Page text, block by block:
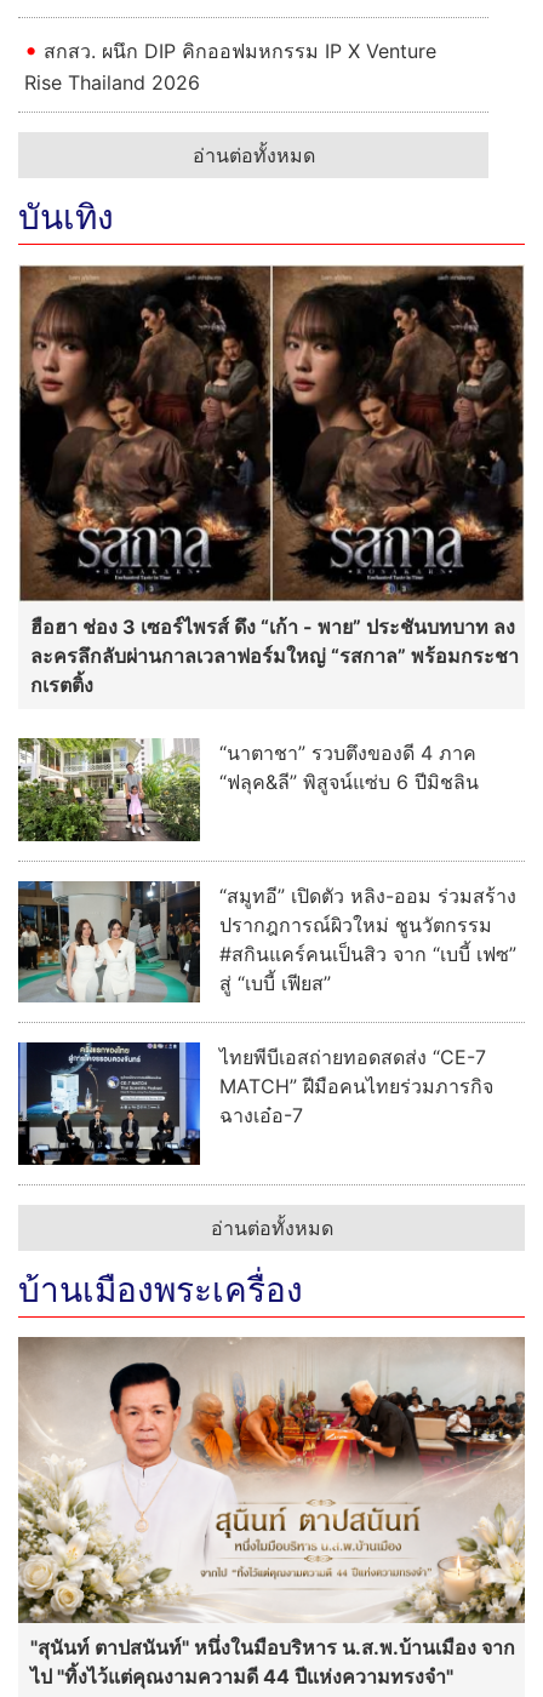
สกสว. ผนึก DIP คิกออฟมหกรรม IP X Venture
Rise Thailand 2026
อ่านต่อทั้งหมด
บันเทิง
ฮือฮา ช่อง 3 เซอร์ไพรส์ ดึง “เก้า - พาย” ประชันบทบาท ลง
ละครลึกลับผ่านกาลเวลาฟอร์มใหญ่ “รสกาล” พร้อมกระชา
กเรตติ้ง
“นาตาชา” รวบตึงของดี 4 ภาค
“ฟลุค&ลี” พิสูจน์แซ่บ 6 ปีมิชลิน
“สมูทอี” เปิดตัว หลิง-ออม ร่วมสร้าง
ปรากฎการณ์ผิวใหม่ ชูนวัตกรรม
#สกินแคร์คนเป็นสิว จาก “เบบี้ เฟซ”
สู่ “เบบี้ เฟียส”
ไทยพีบีเอสถ่ายทอดสดส่ง “CE-7
MATCH” ฝีมือคนไทยร่วมภารกิจ
ฉางเอ๋อ-7
อ่านต่อทั้งหมด
บ้านเมืองพระเครื่อง
"สุนันท์ ตาปสนันท์" หนึ่งในมือบริหาร น.ส.พ.บ้านเมือง จาก
ไป "ทิ้งไว้แต่คุณงามความดี 44 ปีแห่งความทรงจำ"